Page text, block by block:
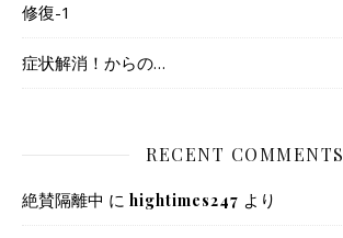
修復-1
症状解消！からの…
RECENT COMMENTS
絶賛隔離中 に hightimes247 より